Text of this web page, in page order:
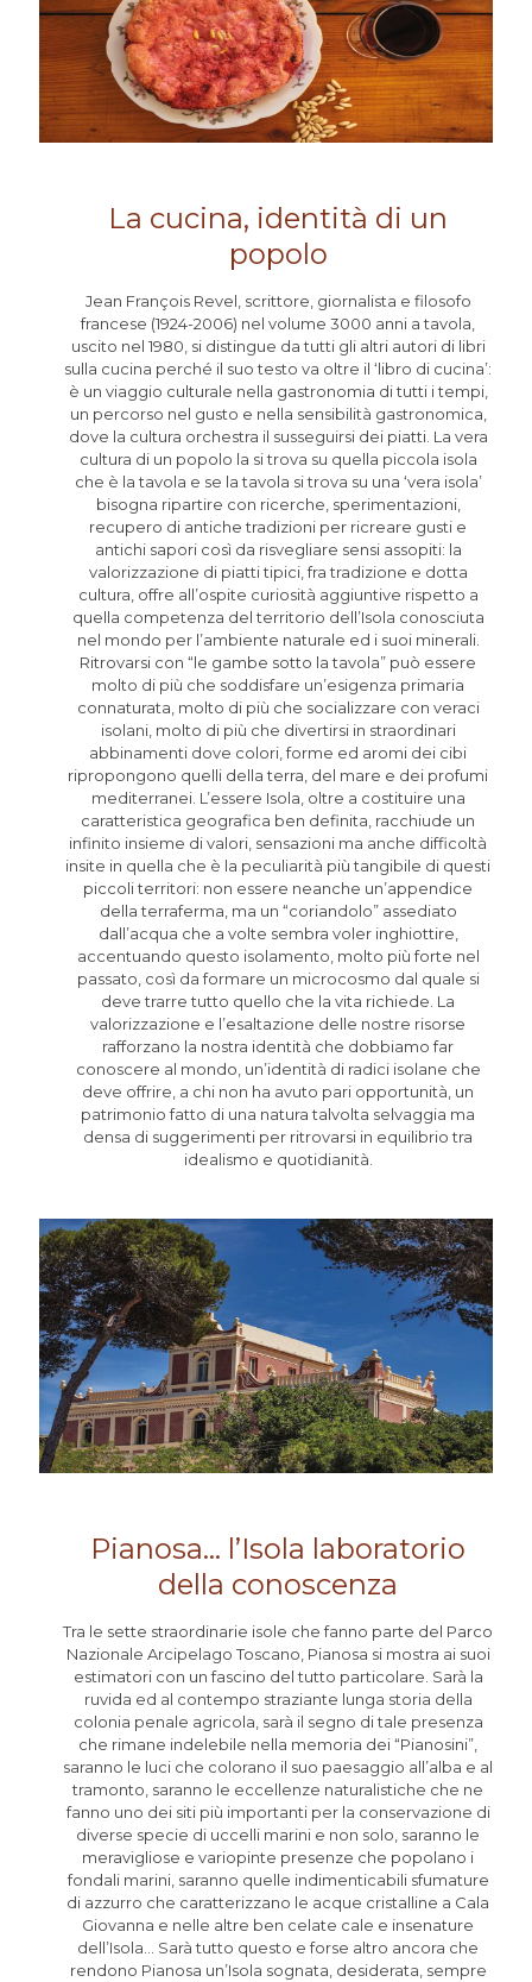
La cucina, identità di un
popolo
Jean François Revel, scrittore, giornalista e filosofo
francese (1924-2006) nel volume 3000 anni a tavola,
uscito nel 1980, si distingue da tutti gli altri autori di libri
sulla cucina perché il suo testo va oltre il ‘libro di cucina’:
è un viaggio culturale nella gastronomia di tutti i tempi,
un percorso nel gusto e nella sensibilità gastronomica,
dove la cultura orchestra il susseguirsi dei piatti. La vera
cultura di un popolo la si trova su quella piccola isola
che è la tavola e se la tavola si trova su una ‘vera isola’
bisogna ripartire con ricerche, sperimentazioni,
recupero di antiche tradizioni per ricreare gusti e
antichi sapori così da risvegliare sensi assopiti: la
valorizzazione di piatti tipici, fra tradizione e dotta
cultura, offre all’ospite curiosità aggiuntive rispetto a
quella competenza del territorio dell’Isola conosciuta
nel mondo per l’ambiente naturale ed i suoi minerali.
Ritrovarsi con “le gambe sotto la tavola” può essere
molto di più che soddisfare un’esigenza primaria
connaturata, molto di più che socializzare con veraci
isolani, molto di più che divertirsi in straordinari
abbinamenti dove colori, forme ed aromi dei cibi
ripropongono quelli della terra, del mare e dei profumi
mediterranei. L’essere Isola, oltre a costituire una
caratteristica geografica ben definita, racchiude un
infinito insieme di valori, sensazioni ma anche difficoltà
insite in quella che è la peculiarità più tangibile di questi
piccoli territori: non essere neanche un’appendice
della terraferma, ma un “coriandolo” assediato
dall’acqua che a volte sembra voler inghiottire,
accentuando questo isolamento, molto più forte nel
passato, così da formare un microcosmo dal quale si
deve trarre tutto quello che la vita richiede. La
valorizzazione e l’esaltazione delle nostre risorse
rafforzano la nostra identità che dobbiamo far
conoscere al mondo, un’identità di radici isolane che
deve offrire, a chi non ha avuto pari opportunità, un
patrimonio fatto di una natura talvolta selvaggia ma
densa di suggerimenti per ritrovarsi in equilibrio tra
idealismo e quotidianità.
Pianosa… l’Isola laboratorio
della conoscenza
Tra le sette straordinarie isole che fanno parte del Parco
Nazionale Arcipelago Toscano, Pianosa si mostra ai suoi
estimatori con un fascino del tutto particolare. Sarà la
ruvida ed al contempo straziante lunga storia della
colonia penale agricola, sarà il segno di tale presenza
che rimane indelebile nella memoria dei “Pianosini”,
saranno le luci che colorano il suo paesaggio all’alba e al
tramonto, saranno le eccellenze naturalistiche che ne
fanno uno dei siti più importanti per la conservazione di
diverse specie di uccelli marini e non solo, saranno le
meravigliose e variopinte presenze che popolano i
fondali marini, saranno quelle indimenticabili sfumature
di azzurro che caratterizzano le acque cristalline a Cala
Giovanna e nelle altre ben celate cale e insenature
dell’Isola… Sarà tutto questo e forse altro ancora che
rendono Pianosa un’Isola sognata, desiderata, sempre